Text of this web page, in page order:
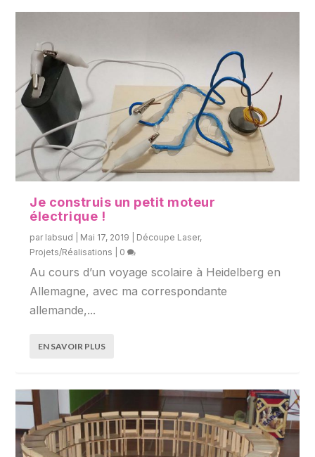
Je construis un petit moteur
électrique !
par labsud Mai 17, 2019 Découpe Laser,
Projets/Réalisations
0
Au cours d’un voyage scolaire à Heidelberg en
Allemagne, avec ma correspondante
allemande,...
EN SAVOIR PLUS